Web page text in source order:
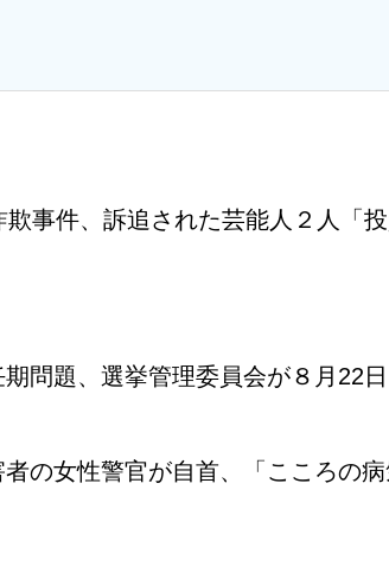
欺事件、訴追された芸能人２人「
問題、選挙管理委員会が８月22
の女性警官が自首、「こころの